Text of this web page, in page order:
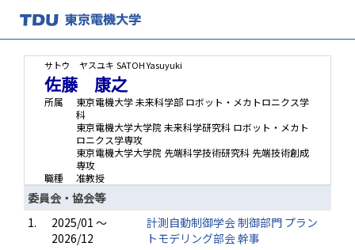
サトウ ヤスユキ SATOH Yasuyuki
佐藤 康之
所属
東京電機大学 未来科学部 ロボット・メカトロニクス学
科
東京電機大学大学院 未来科学研究科 ロボット・メカト
ロニクス学専攻
東京電機大学大学院 先端科学技術研究科 先端技術創成
専攻
職種
准教授
委員会・協会等
1.
2025/01 ～
2026/12
計測自動制御学会 制御部門 プラン
トモデリング部会 幹事